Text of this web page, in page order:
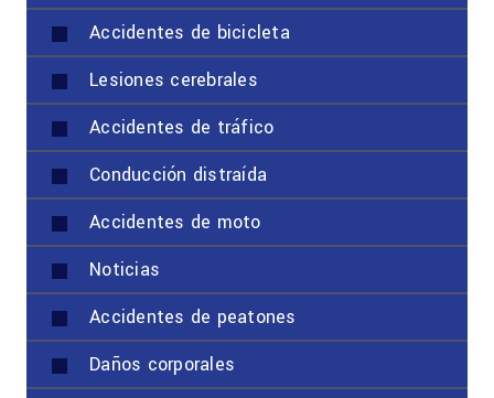
Accidentes de bicicleta
Lesiones cerebrales
Accidentes de tráfico
Conducción distraída
Accidentes de moto
Noticias
Accidentes de peatones
Daños corporales